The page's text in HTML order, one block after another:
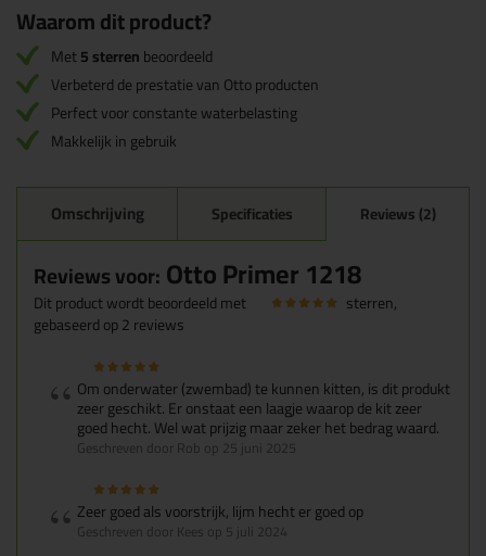
Waarom dit product?
Met5 sterrenbeoordeeld
Verbeterd de prestatie van Otto producten
Perfect voor constante waterbelasting
Makkelijk in gebruik
Omschrijving Specificaties Reviews (2)
Reviews voor:Otto Primer 1218
Dit product wordt beoordeeld met sterren,
gebaseerd op2reviews
Om onderwater (zwembad) te kunnen kitten, is dit produkt
zeer geschikt. Er onstaat een laagje waarop de kit zeer
goed hecht. Wel wat prijzig maar zeker het bedrag waard.
Geschreven door Rob op 25 juni 2025
Zeer goed als voorstrijk, lijm hecht er goed op
Geschreven door Kees op 5 juli 2024